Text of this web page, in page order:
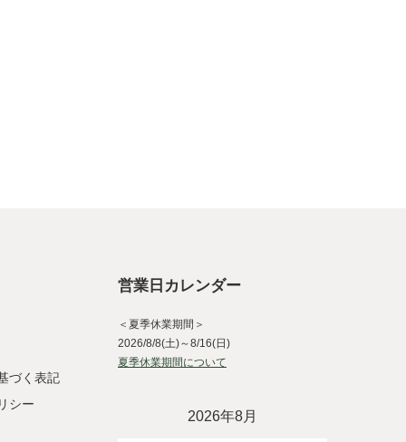
づく表記
シー
営業日カレンダー
＜夏季休業期間＞
2026/8/8(土)～8/16(日)
夏季休業期間について
2026年8月